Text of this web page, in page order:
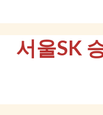
서울SK